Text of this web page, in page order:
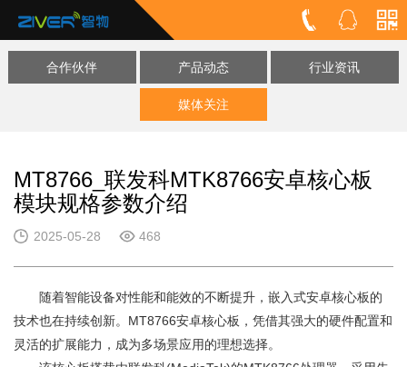
合作伙伴 产品动态 行业资讯
媒体关注
MT8766_联发科MTK8766安卓核心板
模块规格参数介绍
2025-05-28 468
随着智能设备对性能和能效的不断提升，嵌入式安卓核心板的
技术也在持续创新。MT8766安卓核心板，凭借其强大的硬件配置和
灵活的扩展能力，成为多场景应用的理想选择。